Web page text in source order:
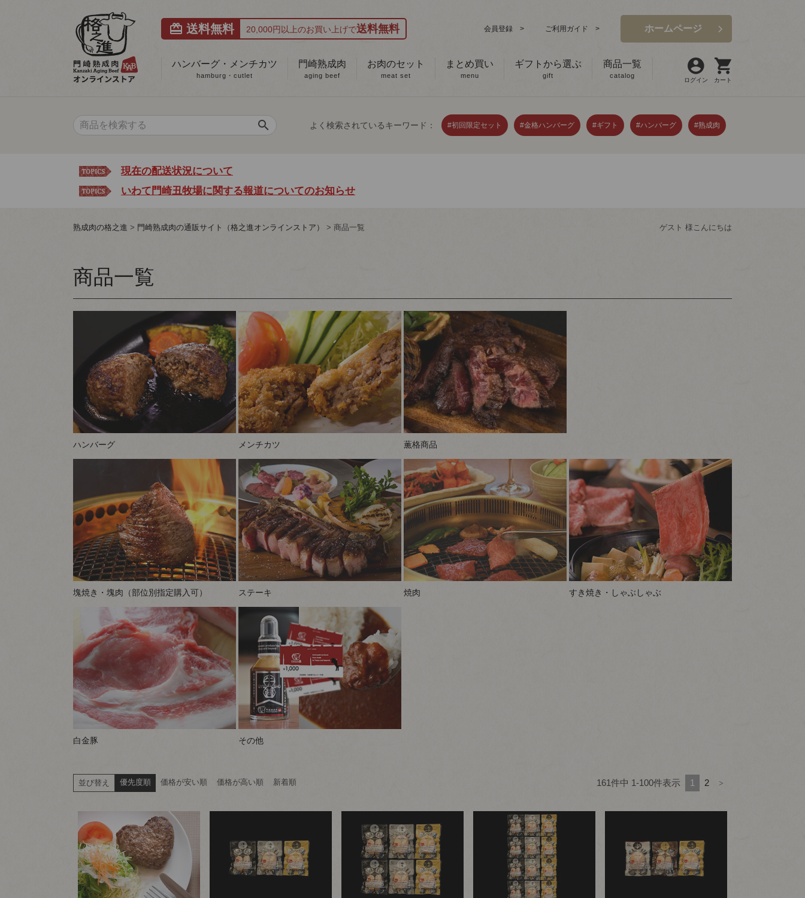
card_giftcard 送料無料 20,000円以上のお買い上げで送料無料 会員登録 > ご利用ガイド > ホームページ
ハンバーグ・メンチカツ
hamburg・cutlet
門崎熟成肉
aging beef
お肉のセット
meat set
まとめ買い
menu
ギフトから選ぶ
gift
商品一覧
catalog
ログイン カート
search よく検索されているキーワード： #初回限定セット #金格ハンバーグ #ギフト #ハンバーグ #熟成肉
現在の配送状況について
いわて門崎丑牧場に関する報道についてのお知らせ
熟成肉の格之進 門崎熟成肉の通販サイト（格之進オンラインストア） 商品一覧 ゲスト 様こんにちは
商品一覧
ハンバーグ メンチカツ 薫格商品
塊焼き・塊肉（部位別指定購入可） ステーキ 焼肉 すき焼き・しゃぶしゃぶ
白金豚 その他
並び替え 優先度順 価格が安い順 価格が高い順 新着順 161件中 1-100件表示 1 2